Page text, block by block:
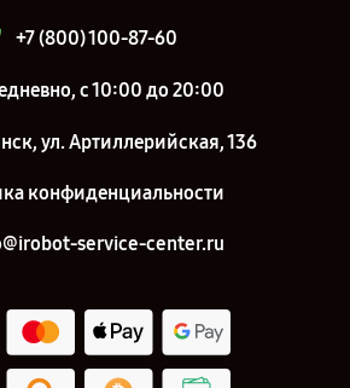
+7 (800) 100-87-60
с 10:00 до 20:00
ул. Артиллерийская, 136
конфиденциальности
service-center.ru